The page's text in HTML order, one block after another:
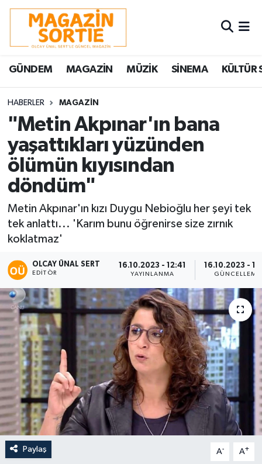
GÜNDEM MAGAZİN MÜZİK SİNEMA KÜLTÜR
HABERLER MAGAZİN
"Metin Akpınar'ın bana
yaşattıkları yüzünden
ölümün kıyısından
döndüm"
Metin Akpınar'ın kızı Duygu Nebioğlu her şeyi tek
tek anlattı... 'Karım bunu öğrenirse size zırnık
koklatmaz'
OLCAY ÜNAL SERT
EDITÖR
16.10.2023 - 12:41
YAYINLANMA
16.10.2023 -
GÜNCELLEME
Paylaş A- A+
Nöbetçi Eczaneler
Hava Durumu
Trafik Durumu
Süper Lig Puan Durumu ve Fikstür
Tüm Manşetler
Son Dakika Haberleri
Haber Arşivi